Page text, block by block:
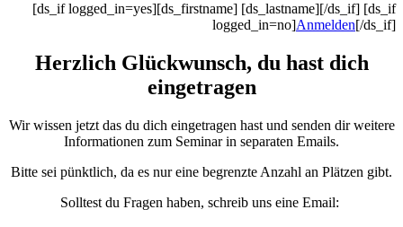
[ds_if logged_in=yes][ds_firstname] [ds_lastname][/ds_if] [ds_if
logged_in=no]Anmelden[/ds_if]
Herzlich Glückwunsch, du hast dich
eingetragen
Wir wissen jetzt das du dich eingetragen hast und senden dir weitere
Informationen zum Seminar in separaten Emails.
Bitte sei pünktlich, da es nur eine begrenzte Anzahl an Plätzen gibt.
Solltest du Fragen haben, schreib uns eine Email: